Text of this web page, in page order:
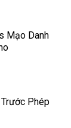
Mạo Danh
Phép